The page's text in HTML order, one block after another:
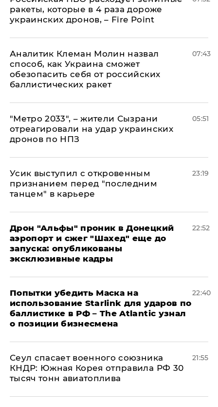
ракеты, которые в 4 раза дороже
украинских дронов, – Fire Point
Аналитик Клеман Молин назвал
способ, как Украина сможет
обезопасить себя от российских
баллистических ракет
07:43
"Метро 2033", – жители Сызрани
отреагировали на удар украинских
дронов по НПЗ
05:51
Усик выступил с откровенным
признанием перед "последним
танцем" в карьере
23:19
Дрон "Альфы" проник в Донецкий
аэропорт и сжег "Шахед" еще до
запуска: опубликованы
эксклюзивные кадры
22:52
Попытки убедить Маска на
использование Starlink для ударов по
баллистике в РФ – The Atlantic узнал
о позиции бизнесмена
22:40
​Сеул спасает военного союзника
КНДР: Южная Корея отправила РФ 30
тысяч тонн авиатоплива
21:55